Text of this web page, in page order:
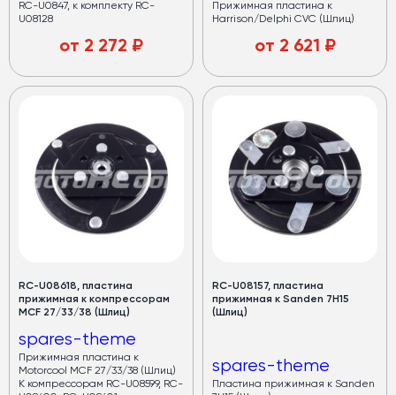
RC-U0847, к комплекту RC-
U08128
от 2 272 ₽
Прижимная пластина к
Harrison/Delphi CVC (Шлиц)
от 2 621 ₽
RC-U08618, пластина
прижимная к компрессорам
MCF 27/33/38 (Шлиц)
spares-theme
Прижимная пластина к
Motorcool MCF 27/33/38 (Шлиц)
К компрессорам RC-U08599, RC-
RC-U08157, пластина
прижимная к Sanden 7H15
(Шлиц)
spares-theme
Пластина прижимная к Sanden